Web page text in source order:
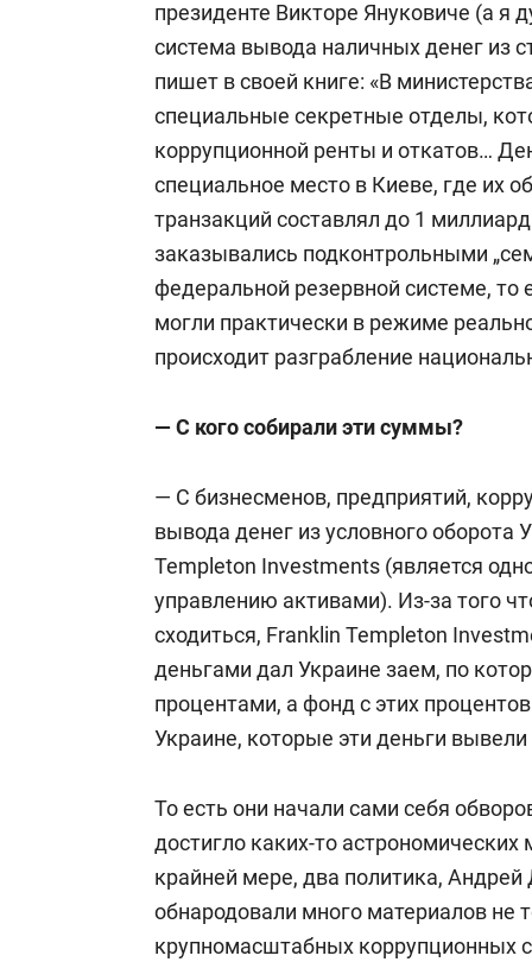
президенте Викторе Януковиче (а я
система вывода наличных денег из
пишет в своей книге: «В
специальные секретные отделы,
коррупционной ренты и откатов…
специальное место в Киеве, где их
транзакций составлял до 1
заказывались подконтрольными
федеральной резервной системе,
могли практически в режиме
происходит разграбление
— С кого собирали эти суммы?
— С бизнесменов, предприятий,
вывода денег из условного
Templeton Investments (является
управлению активами). Из-за того
сходиться, Franklin Templeton
деньгами дал Украине заем, по
процентами, а фонд с этих
Украине, которые эти деньги
То есть они начали сами себя
достигло каких-то
крайней мере, два политика,
обнародовали много материалов не
крупномасштабных коррупционных